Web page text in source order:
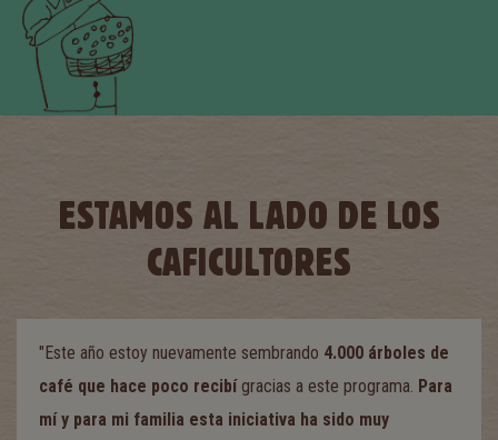
ESTAMOS AL LADO DE LOS
CAFICULTORES
"Este año estoy nuevamente sembrando 4.000 árboles de
café que hace poco recibígracias a este programa. Para
mí y para mi familia esta iniciativa ha sido muy